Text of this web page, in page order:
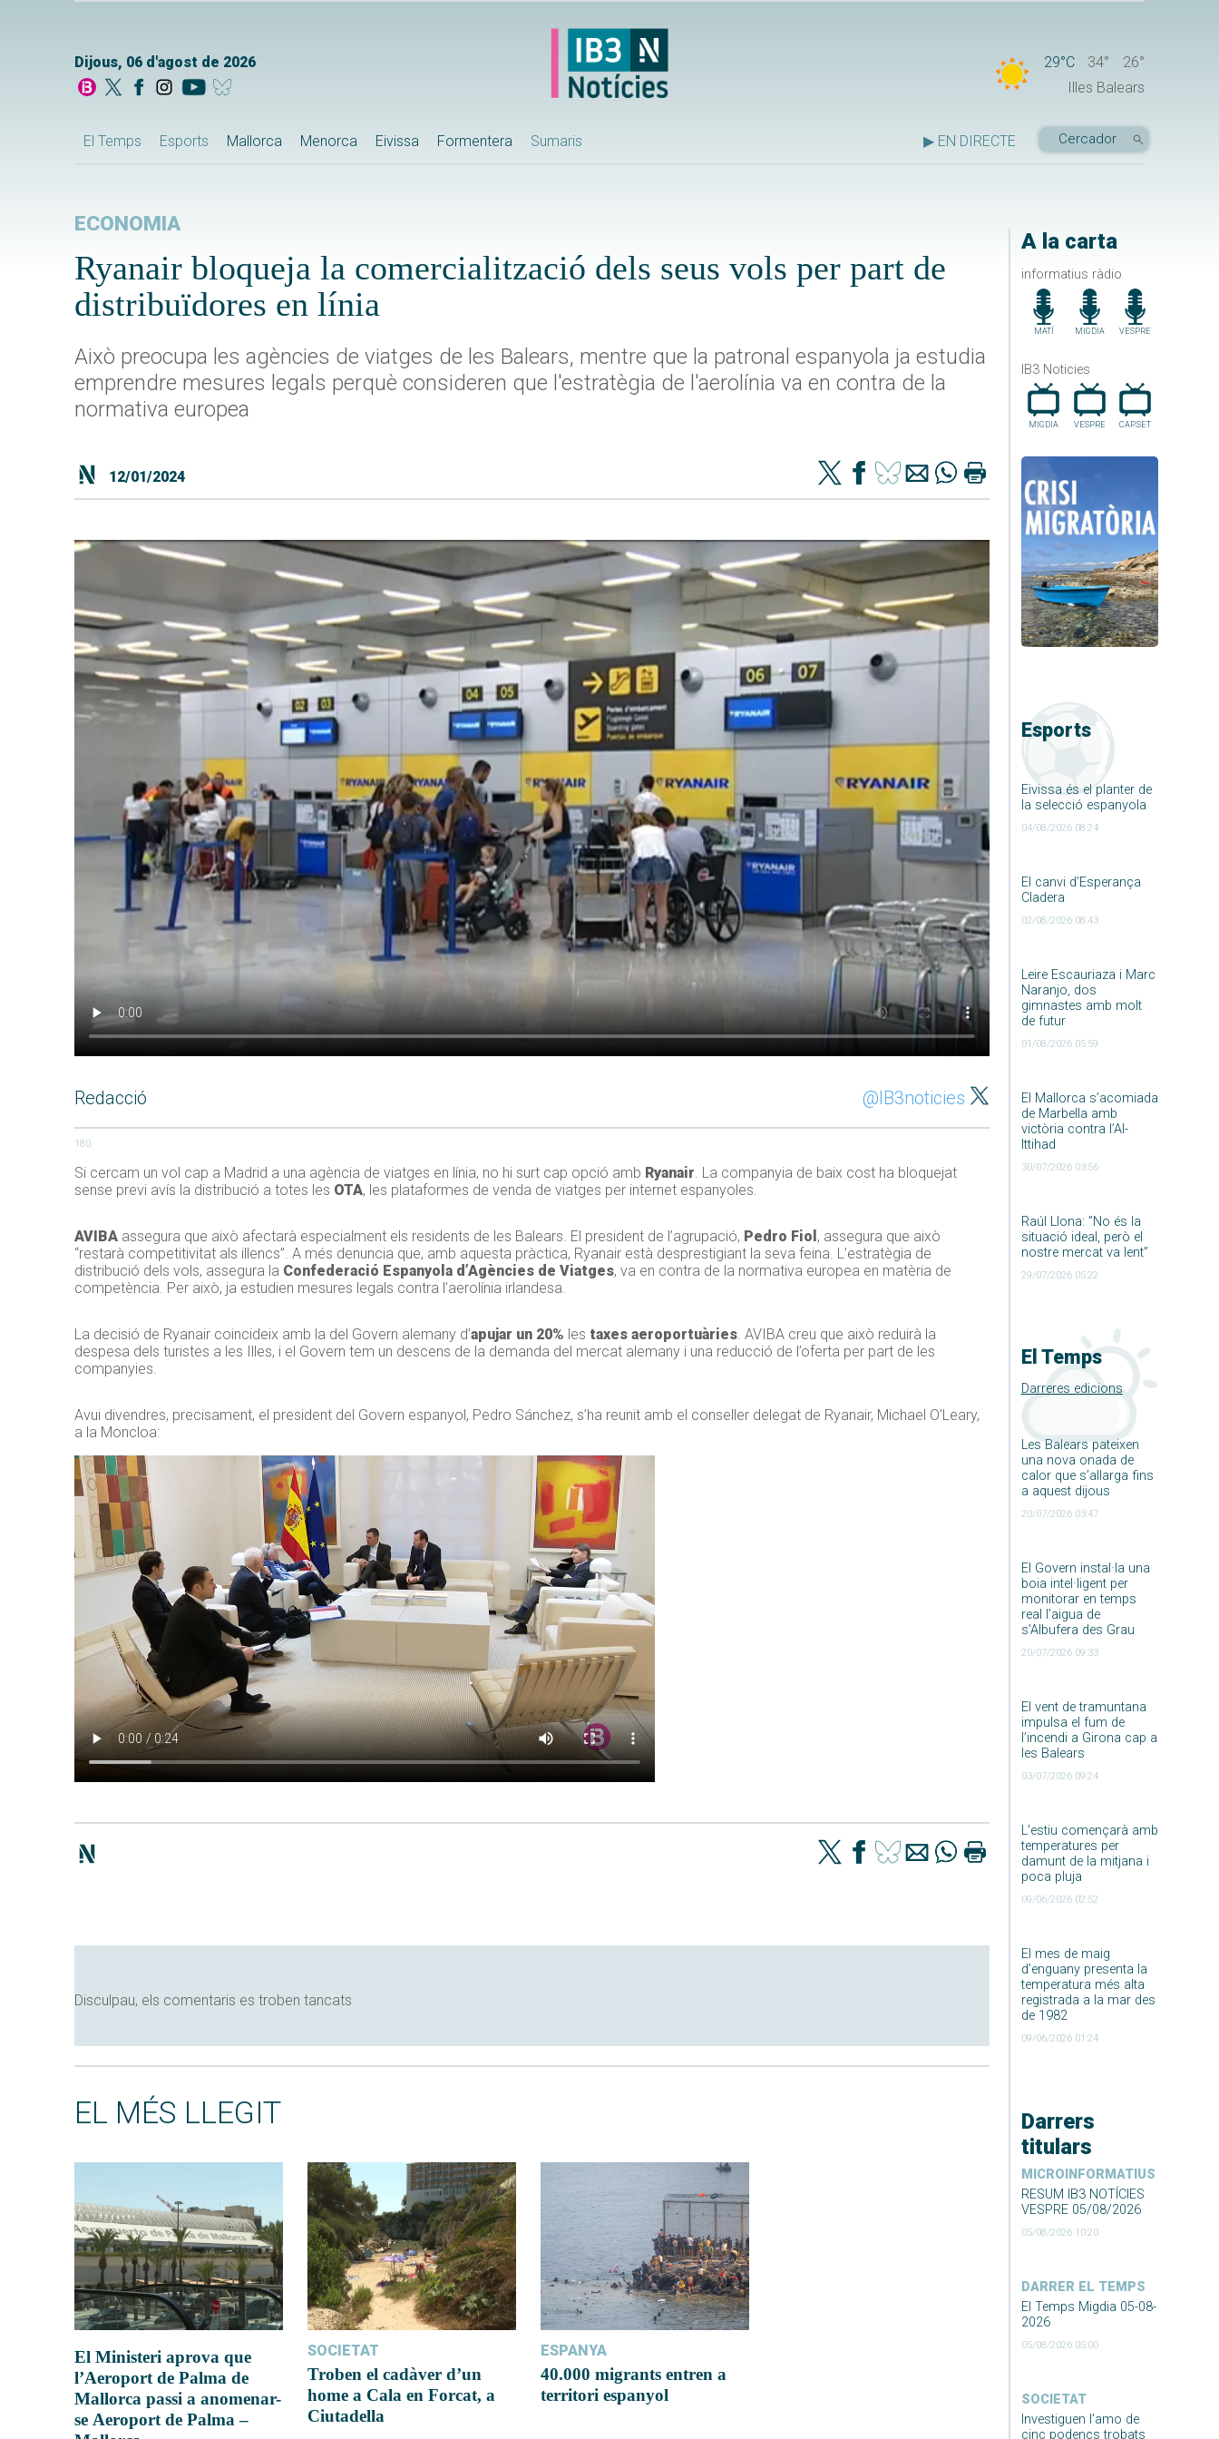
Dijous, 06 d'agost de 2026 29°C 34°
26°
Illes Balears
El Temps Esports Mallorca Menorca Eivissa Formentera Sumaris ▶ EN DIRECTE
A la carta
informatius ràdio
MATÍ MIGDIA VESPRE
IB3 Noticies
MIGDIA VESPRE CAP.SET
Esports
Eivissa és el planter de
la selecció espanyola
04/08/2026 08:24
El canvi d’Esperança
Cladera
02/08/2026 08:43
Leire Escauriaza i Marc
Naranjo, dos
gimnastes amb molt
de futur
01/08/2026 05:59
El Mallorca s’acomiada
de Marbella amb
victòria contra l’Al-
Ittihad
30/07/2026 03:56
Raúl Llona: ”No és la
situació ideal, però el
nostre mercat va lent”
29/07/2026 05:22
El Temps
Darreres edicions
Les Balears pateixen
una nova onada de
calor que s’allarga fins
a aquest dijous
20/07/2026 03:47
El Govern instal·la una
boia intel·ligent per
monitorar en temps
real l’aigua de
s’Albufera des Grau
20/07/2026 09:33
El vent de tramuntana
impulsa el fum de
l’incendi a Girona cap a
les Balears
03/07/2026 09:24
L’estiu començarà amb
temperatures per
damunt de la mitjana i
poca pluja
09/06/2026 02:52
El mes de maig
d’enguany presenta la
temperatura més alta
registrada a la mar des
de 1982
09/06/2026 01:24
Darrers
titulars
MICROINFORMATIUS
RESUM IB3 NOTÍCIES
VESPRE 05/08/2026
05/08/2026 10:20
DARRER EL TEMPS
El Temps Migdia 05-08-
2026
05/08/2026 05:00
SOCIETAT
Investiguen l’amo de
cinc podencs trobats
ECONOMIA
Ryanair bloqueja la comercialització dels seus vols per part de
distribuïdores en línia
Això preocupa les agències de viatges de les Balears, mentre que la patronal espanyola ja estudia
emprendre mesures legals perquè consideren que l'estratègia de l'aerolínia va en contra de la
normativa europea
12/01/2024
Redacció @IB3noticies
180
Si cercam un vol cap a Madrid a una agència de viatges en línia, no hi surt cap opció amb Ryanair . La companyia de baix cost ha bloquejat
sense previ avís la distribució a totes les OTA, les plataformes de venda de viatges per internet espanyoles.
AVIBA assegura que això afectarà especialment els residents de les Balears. El president de l’agrupació, Pedro Fiol , assegura que això
“restarà competitivitat als illencs”. A més denuncia que, amb aquesta pràctica, Ryanair està desprestigiant la seva feina. L’estratègia de
distribució dels vols, assegura la Confederació Espanyola d’Agències de Viatges, va en contra de la normativa europea en matèria de
competència. Per això, ja estudien mesures legals contra l’aerolínia irlandesa.
La decisió de Ryanair coincideix amb la del Govern alemany d’apujar un 20% les taxes aeroportuàries . AVIBA creu que això reduirà la
despesa dels turistes a les Illes, i el Govern tem un descens de la demanda del mercat alemany i una reducció de l’oferta per part de les
companyies.
Avui divendres, precisament, el president del Govern espanyol, Pedro Sánchez, s’ha reunit amb el conseller delegat de Ryanair, Michael O’Leary,
a la Moncloa:
Disculpau, els comentaris es troben tancats
EL MÉS LLEGIT
El Ministeri aprova que
l’Aeroport de Palma de
Mallorca passi a anomenar-
se Aeroport de Palma –
SOCIETAT
Troben el cadàver d’un
home a Cala en Forcat, a
Ciutadella
ESPANYA
40.000 migrants entren a
territori espanyol